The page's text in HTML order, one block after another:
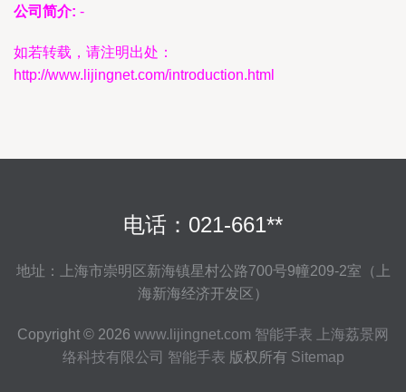
公司简介: -
如若转载，请注明出处：
http://www.lijingnet.com/introduction.html
电话：021-661**
地址：上海市崇明区新海镇星村公路700号9幢209-2室（上
海新海经济开发区）
Copyright © 2026 www.lijingnet.com 智能手表
上海荔景网
络科技有限公司 智能手表 版权所有 Sitemap